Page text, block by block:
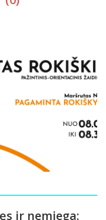
ir nemiega: